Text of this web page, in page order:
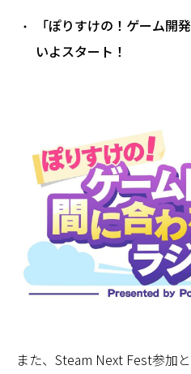
「ぽりすけの！ゲーム開
いよスタート！
また、Steam Next Fest参加